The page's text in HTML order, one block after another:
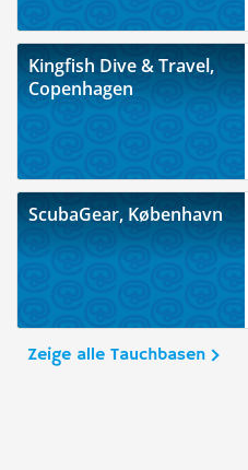
Kingfish Dive & Travel,
Copenhagen
ScubaGear, København
Zeige alle Tauchbasen